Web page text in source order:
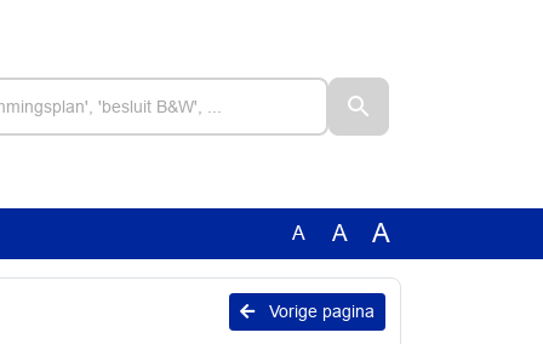
A A A
Vorige pagina